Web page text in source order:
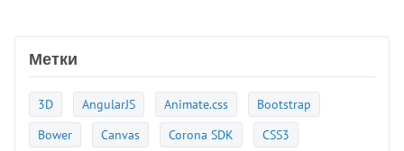
Метки
3D AngularJS Animate.css
Bootstrap
Bower
Canvas Corona SDK
CSS3